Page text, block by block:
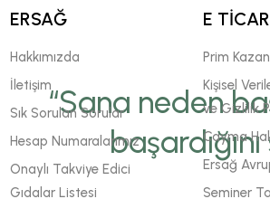
“Sana neden
ERSAĞ
Hakkımızda
İletişim
Sık Sorulan Sorular
Hesap Numaralarımız
Onaylı Takviye Edici
Gıdalar Listesi
E
Prim
Kişisel
ve Gizlilik
Cayma
Ersağ
Seminer